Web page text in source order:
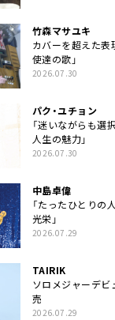
竹森マサユキ
カバーを超えた表
使達の歌」
2026.07.30
パク・ユチョン
「迷いながらも選
人生の魅力」
2026.07.30
中島卓偉
「たったひとりの
光栄」
2026.07.29
TAIRIK
ソロメジャーデビ
売
2026.07.29